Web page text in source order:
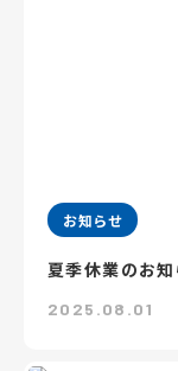
お知らせ
夏季休業のお知
2025.08.01